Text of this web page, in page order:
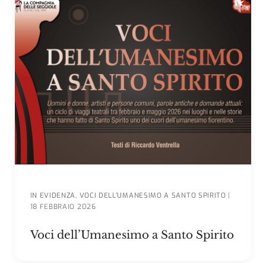
IN EVIDENZA, VOCI DELL’UMANESIMO A SANTO SPIRITO |
18 FEBBRAIO 2026
Voci dell’Umanesimo a Santo Spirito